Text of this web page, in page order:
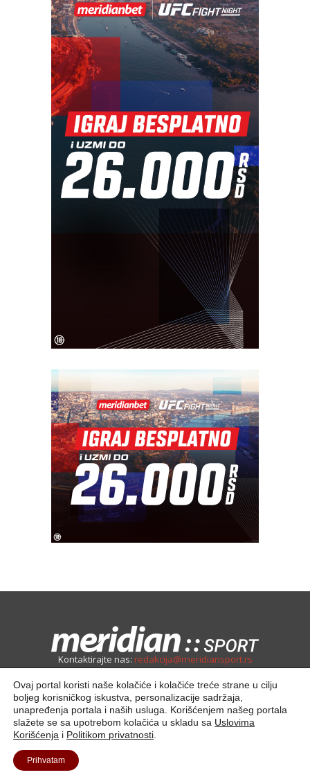
Kontaktirajte nas: redakcija@meridiansport.rs
© 2025. Meridian Tech D.O.O | Sva prava zadržana.
Ovaj portal koristi naše kolačiće i kolačiće treće strane u cilju
boljeg korisničkog iskustva, personalizacije sadržaja,
unapređenja portala i naših usluga. Korišćenjem našeg portala
slažete se sa upotrebom kolačića u skladu sa Uslovima
Korišćenja i Politikom privatnosti
Prihvatam